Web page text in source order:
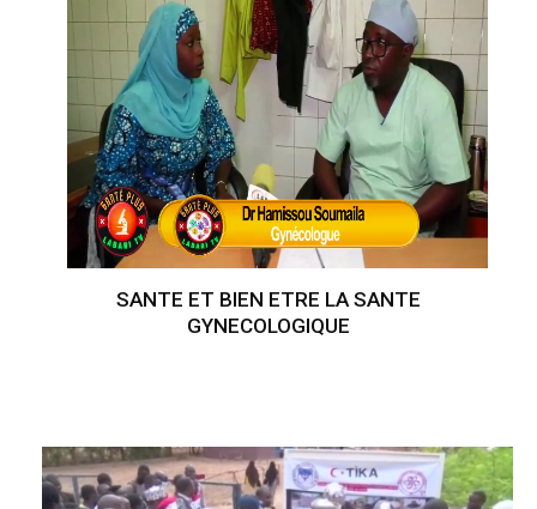
SANTE ET BIEN ETRE LA SANTE
GYNECOLOGIQUE